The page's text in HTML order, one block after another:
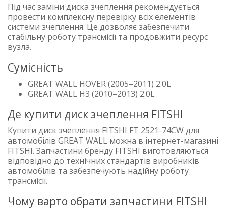
Під час заміни диска зчеплення рекомендується
провести комплексну перевірку всіх елементів
системи зчеплення. Це дозволяє забезпечити
стабільну роботу трансмісії та продовжити ресурс
вузла.
Сумісність
GREAT WALL HOVER (2005–2011) 2.0L
GREAT WALL H3 (2010–2013) 2.0L
Де купити диск зчеплення FITSHI
Купити диск зчеплення FITSHI FT 2521-74CW для
автомобілів GREAT WALL можна в інтернет-магазині
FITSHI. Запчастини бренду FITSHI виготовляються
відповідно до технічних стандартів виробників
автомобілів та забезпечують надійну роботу
трансмісії.
Чому варто обрати запчастини FITSHI